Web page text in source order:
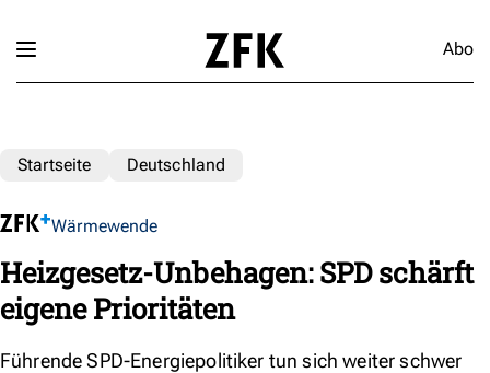
Abo
Startseite Deutschland
Wärmewende
Heizgesetz-Unbehagen: SPD schärft
eigene Prioritäten
Führende SPD-Energiepolitiker tun sich weiter schwer